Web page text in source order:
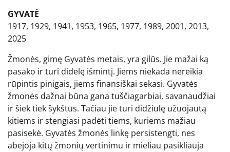
GYVATĖ
1917, 1929, 1941, 1953, 1965, 1977, 1989, 2001, 2013,
2025
Žmonės, gimę Gyvatės metais, yra gilūs. Jie mažai ką
pasako ir turi didelę išmintį. Jiems niekada nereikia
rūpintis pinigais, jiems finansiškai sekasi. Gyvatės
žmonės dažnai būna gana tuščiagarbiai, savanaudžiai
ir šiek tiek šykštūs. Tačiau jie turi didžiulę užuojautą
kitiems ir stengiasi padėti tiems, kuriems mažiau
pasisekė. Gyvatės žmonės linkę persistengti, nes
abejoja kitų žmonių vertinimu ir mieliau pasikliauja